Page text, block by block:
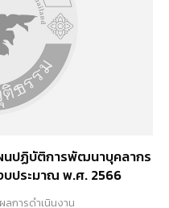
นปฏิบัติการพัฒนาบุคลากร
บประมาณ พ.ศ. 2566
ลการดำเนินงาน